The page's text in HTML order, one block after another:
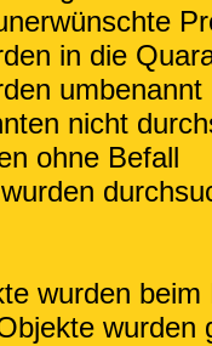
in die
umbenannt
nicht
ohne Befall
wurden
wurden